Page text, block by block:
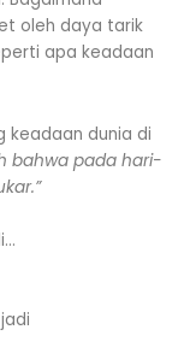
oleh daya tarik
apa keadaan
keadaan dunia di
bahwa pada hari-